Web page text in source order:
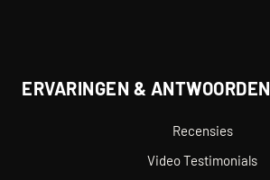
ERVARINGEN & ANTWOORDEN
Recensies
Video Testimonials